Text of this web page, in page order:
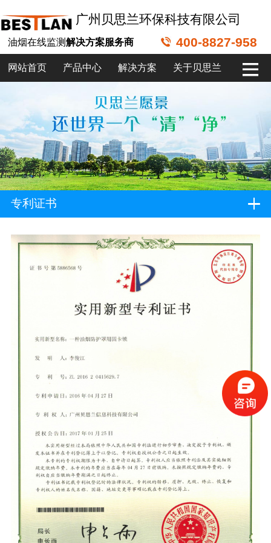
广州贝思兰环保科技有限公司
油烟在线监测解决方案服务商 400-8827-958
网站首页 产品中心 解决方案 关于贝思兰
专利证书